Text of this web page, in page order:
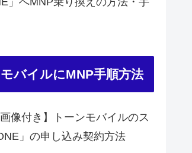
モバイルにMNP手順方法
画像付き】トーンモバイルのス
」の申し込み契約方法